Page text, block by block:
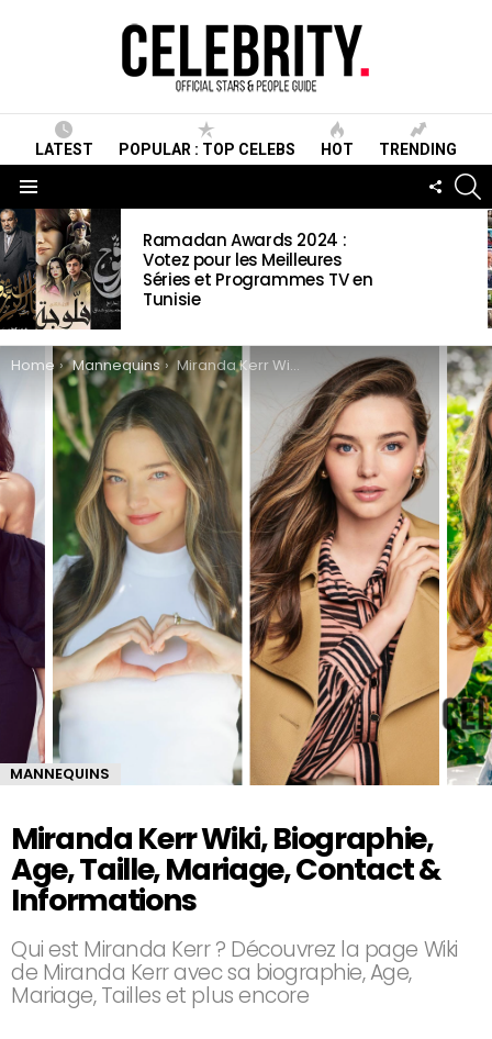
LATEST POPULAR : TOP CELEBS HOT TRENDING
LATEST
STORIES
Ramadan Awards 2024 :
Votez pour les Meilleures
Séries et Programmes TV en
Tunisie
You are here:
Home Mannequins Miranda Kerr Wiki, Biographie, Age, Taille, Mariage, Contact & Informations
MANNEQUINS
Miranda Kerr Wiki, Biographie,
Age, Taille, Mariage, Contact &
Informations
Qui est Miranda Kerr ? Découvrez la page Wiki
de Miranda Kerr avec sa biographie, Age,
Mariage, Tailles et plus encore